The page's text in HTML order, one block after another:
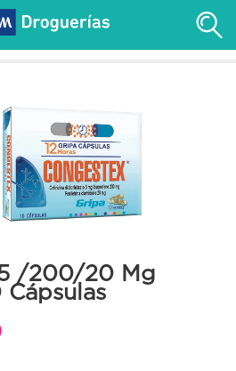
/200/20 Mg
Cápsulas